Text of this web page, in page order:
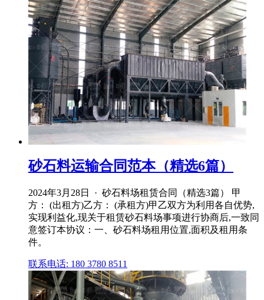
砂石料运输合同范本（精选6篇）
2024年3月28日 · 砂石料场租赁合同（精选3篇） 甲
方： (出租方)乙方： (承租方)甲乙双方为利用各自优势,
实现利益化,现关于租赁砂石料场事项进行协商后,一致同
意签订本协议：一、砂石料场租用位置,面积及租用条
件。
联系电话: 180 3780 8511